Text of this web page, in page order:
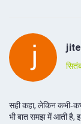
सही कहा, लेकिन
भी बात समझ में आती है,